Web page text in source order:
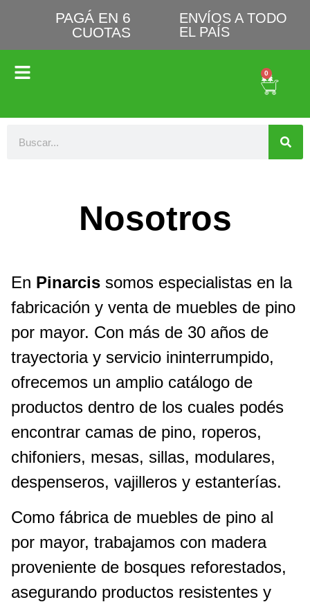
PAGÁ EN 6
CUOTAS
ENVÍOS A TODO
EL PAÍS
0
Nosotros
En Pinarcis somos especialistas en la
fabricación y venta de muebles de pino
por mayor. Con más de 30 años de
trayectoria y servicio ininterrumpido,
ofrecemos un amplio catálogo de
productos dentro de los cuales podés
encontrar camas de pino, roperos,
chifoniers, mesas, sillas, modulares,
despenseros, vajilleros y estanterías.
Como fábrica de muebles de pino al
por mayor, trabajamos con madera
proveniente de bosques reforestados,
asegurando productos resistentes y